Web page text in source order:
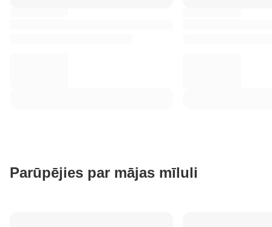
Parūpējies par mājas mīluli